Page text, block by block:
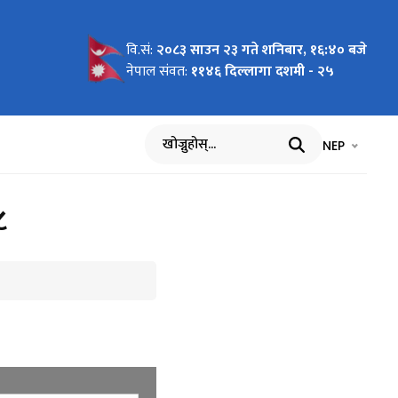
वि.सं: २०८३ साउन २३ गते शनिबार, १६:४० बजे
नेपाल संवत: ११४६ दिल्लागा दशमी - २५
खोज्नुहोस् भाषा चयन
NEP